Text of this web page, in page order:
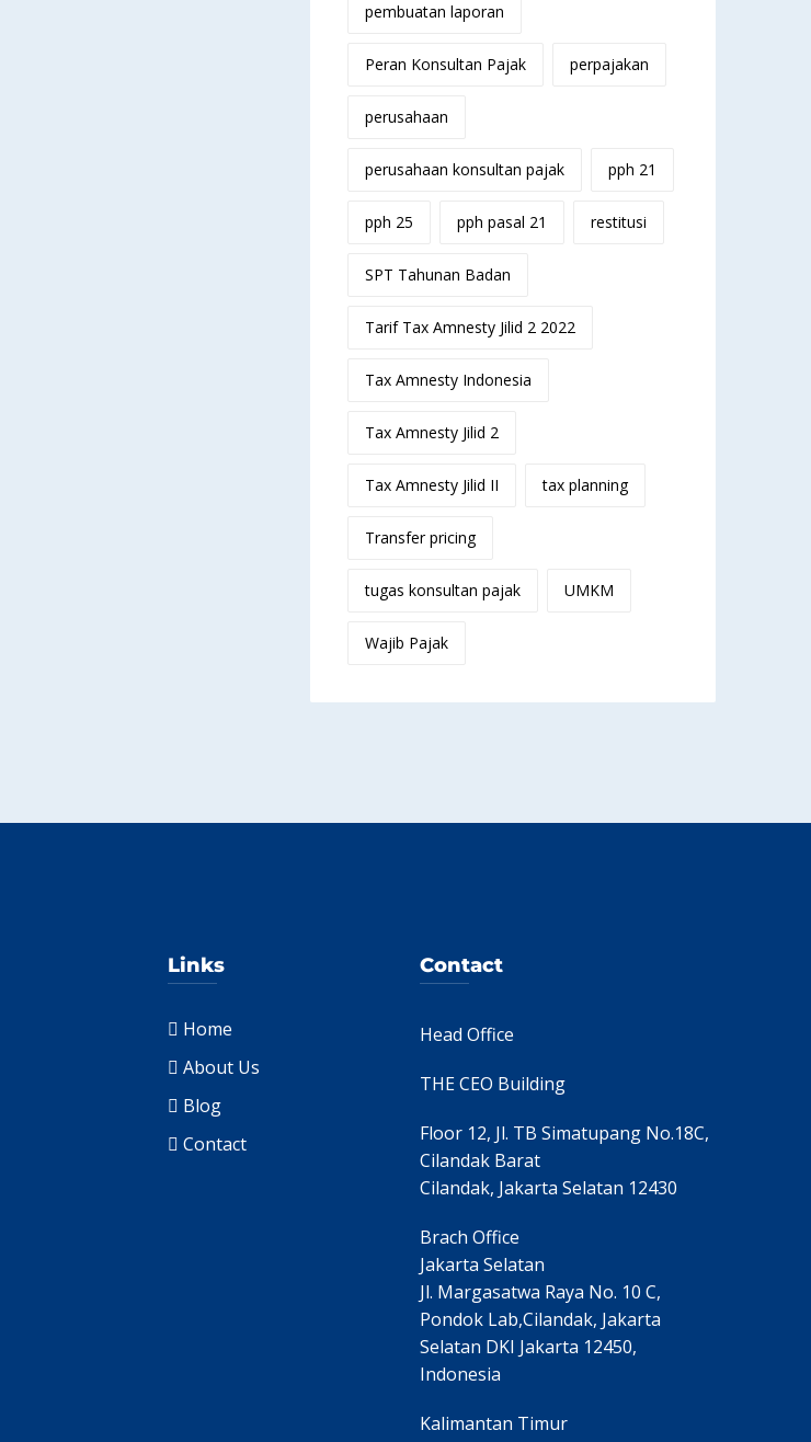
pembuatan laporan
Peran Konsultan Pajak perpajakan
perusahaan
perusahaan konsultan pajak pph 21
pph 25 pph pasal 21 restitusi
SPT Tahunan Badan
Tarif Tax Amnesty Jilid 2 2022
Tax Amnesty Indonesia
Tax Amnesty Jilid 2
Tax Amnesty Jilid II tax planning
Transfer pricing
tugas konsultan pajak UMKM
Wajib Pajak
Links
Home
About Us
Blog
Contact
Contact
Head Office
THE CEO Building
Floor 12, Jl. TB Simatupang No.18C,
Cilandak Barat
Cilandak, Jakarta Selatan 12430
Brach Office
Jakarta Selatan
Jl. Margasatwa Raya No. 10 C,
Pondok Lab,Cilandak, Jakarta
Selatan DKI Jakarta 12450,
Indonesia
Kalimantan Timur